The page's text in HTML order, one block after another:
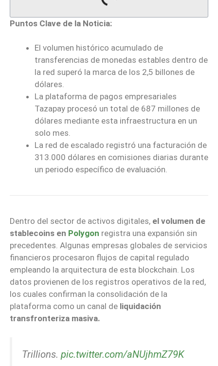
Puntos Clave de la Noticia:
El volumen histórico acumulado de
transferencias de monedas estables dentro de
la red superó la marca de los 2,5 billones de
dólares.
La plataforma de pagos empresariales
Tazapay procesó un total de 687 millones de
dólares mediante esta infraestructura en un
solo mes.
La red de escalado registró una facturación de
313.000 dólares en comisiones diarias durante
un periodo específico de evaluación.
Dentro del sector de activos digitales, el volumen de
stablecoins en Polygon registra una expansión sin
precedentes. Algunas empresas globales de servicios
financieros procesaron flujos de capital regulado
empleando la arquitectura de esta blockchain. Los
datos provienen de los registros operativos de la red,
los cuales confirman la consolidación de la
plataforma como un canal de liquidación
transfronteriza masiva.
Trillions. pic.twitter.com/aNUjhmZ79K